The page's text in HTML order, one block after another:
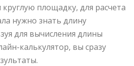
площадку, для расчета
нужно знать длину
для вычисления длины
калькулятор, вы сразу